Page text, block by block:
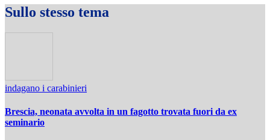
Sullo stesso tema
indagano i carabinieri
Brescia, neonata avvolta in un fagotto trovata fuori da ex
seminario